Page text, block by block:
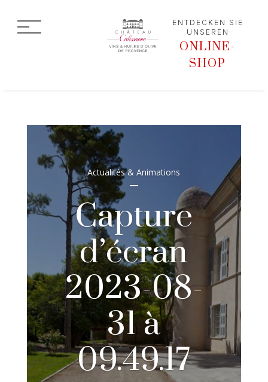
ENTDECKEN SIE
UNSEREN
ONLINE-
SHOP
Actualités & Animations
Capture
d’écran
2023-08-
31 à
09.49.17